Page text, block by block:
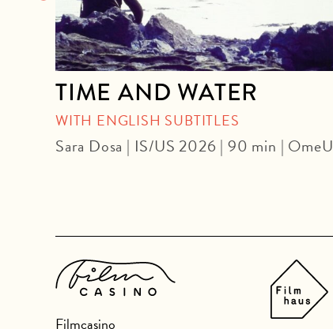
TIME AND WATER
WITH ENGLISH SUBTITLES
Sara Dosa | IS/US 2026 | 90 min | OmeU
Filmcasino